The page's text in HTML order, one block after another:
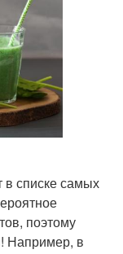
в списке самых
поэтому
Например, в